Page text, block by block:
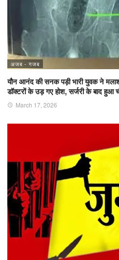
अजब - गजब
यौन आनंद की सनक पड़ी भारी युवक ने
डॉक्टरों के उड़ गए होश, सर्जरी के बाद हुआ
March 17, 2026